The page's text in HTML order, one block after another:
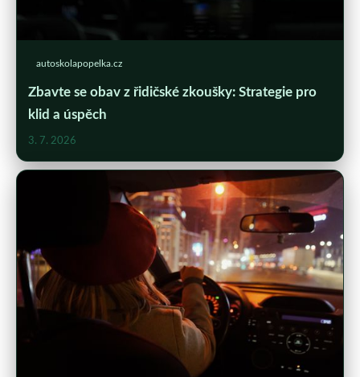
autoskolapopelka.cz
Zbavte se obav z řidičské zkoušky: Strategie pro
klid a úspěch
3. 7. 2026